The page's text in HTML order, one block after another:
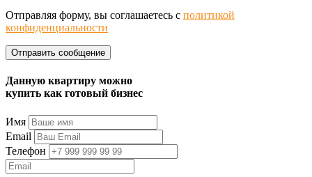
Отправляя форму, вы соглашаетесь с политикой
конфиденциальности
Данную квартиру можно
купить как готовый бизнес
Имя
Email
Телефон